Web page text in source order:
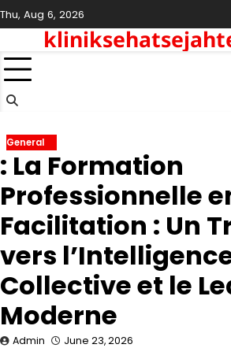
Skip
to
content
Thu, Aug 6, 2026
General
: La Formation
Professionnelle
Facilitation : Un
vers
Collective et le
Moderne
Admin June 23, 2026